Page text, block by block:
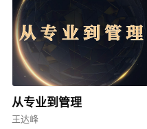
从专业到管理
王达峰